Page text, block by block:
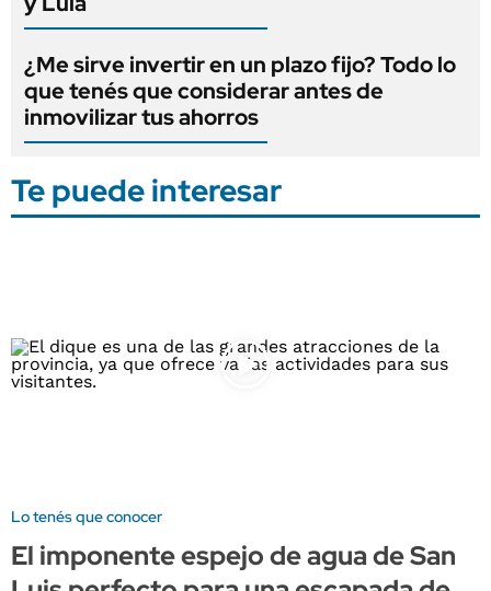
¿Me sirve invertir en un plazo fijo? Todo lo
que tenés que considerar antes de
inmovilizar tus ahorros
Te puede interesar
Lo tenés que conocer
El imponente espejo de agua de San